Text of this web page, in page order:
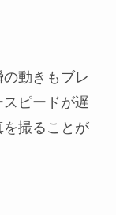
動きもブレ
ピードが遅
撮ることが